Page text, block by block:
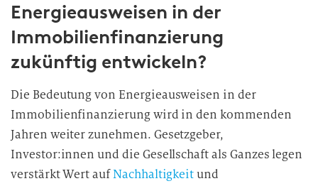
i
g
u
n
g
d
i
e
Energieausweisen in der
Immobilienfinanzierung
zukünftig entwickeln?
Die Bedeutung von Energieausweisen in der
Immobilienfinanzierung wird in den kommenden
Jahren weiter zunehmen. Gesetzgeber,
Investor:innen und die Gesellschaft als Ganzes legen
verstärkt Wert aufNachhaltigkeitund